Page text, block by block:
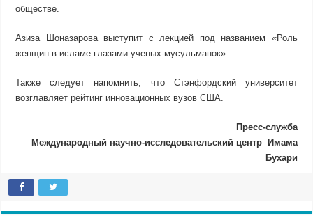
обществе.
Азиза Шоназарова выступит с лекцией под названием «Роль
женщин в исламе глазами ученых-мусульманок».
Также следует напомнить, что Стэнфордский университет
возглавляет рейтинг инновационных вузов США.
Пресс-служба
Международный научно-исследовательский центр Имама
Бухари